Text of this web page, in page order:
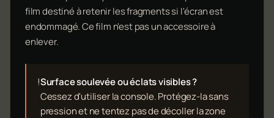
film destiné à retenir les fragments si l'écran est
endommagé. Ce film n'est pas un accessoire à
enlever.
!Surface soulevée ou éclats visibles ?
Cessez d'utiliser la console. Protégez-la sans
pression et ne tentez pas de décoller la zone